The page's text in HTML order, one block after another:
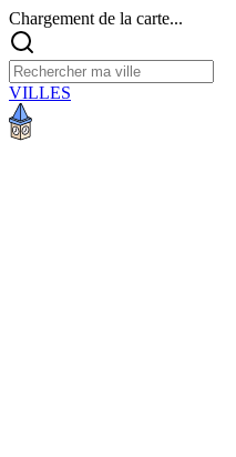
Chargement de la carte...
VILLES